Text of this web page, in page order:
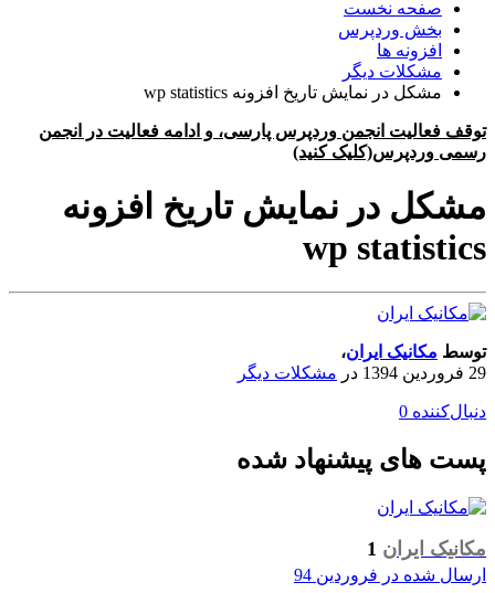
صفحه نخست
بخش وردپرس
افزونه ها
مشکلات دیگر
مشکل در نمایش تاریخ افزونه wp statistics
توقف فعالیت انجمن وردپرس پارسی، و ادامه فعالیت در انجمن
رسمی وردپرس(کلیک کنید)
مشکل در نمایش تاریخ افزونه
wp statistics
توسط مکانیک ایران،
29 فروردین 1394
در مشکلات دیگر
دنبال‌کننده 0
پست های پیشنهاد شده
مکانیک ایران 1
ارسال شده در فروردین 94